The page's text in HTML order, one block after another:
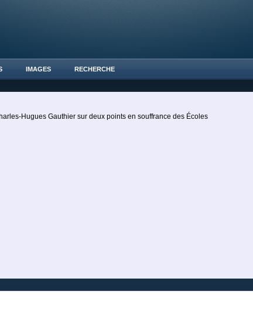
IMAGES RECHERCHE
Hugues Gauthier sur deux points en souffrance des Écoles